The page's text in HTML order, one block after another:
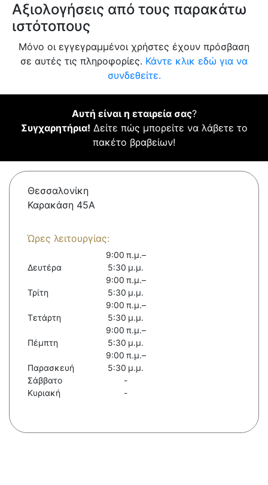
Αξιολογήσεις από τους παρακάτω
ιστότοπους
Μόνο οι εγγεγραμμένοι χρήστες έχουν πρόσβαση
σε αυτές τις πληροφορίες. Κάντε κλικ εδώ για να
συνδεθείτε.
Αυτή είναι η εταιρεία σας?
Συγχαρητήρια! Δείτε πώς μπορείτε να λάβετε το
πακέτο βραβείων!
Θεσσαλονίκη
Καρακάση 45Α
Ώρες λειτουργίας:
Δευτέρα
9:00 π.μ.–
5:30 μ.μ.
Τρίτη
9:00 π.μ.–
5:30 μ.μ.
Τετάρτη
9:00 π.μ.–
5:30 μ.μ.
Πέμπτη
9:00 π.μ.–
5:30 μ.μ.
Παρασκευή
9:00 π.μ.–
5:30 μ.μ.
Σάββατο
-
Κυριακή
-